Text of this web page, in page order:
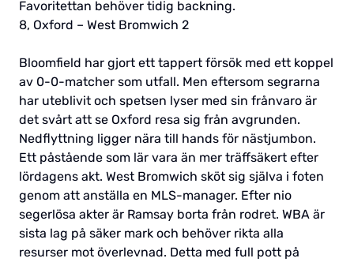
Favoritettan behöver tidig backning.
8, Oxford – West Bromwich 2
Bloomfield har gjort ett tappert försök med ett koppel
av 0-0-matcher som utfall. Men eftersom segrarna
har uteblivit och spetsen lyser med sin frånvaro är
det svårt att se Oxford resa sig från avgrunden.
Nedflyttning ligger nära till hands för nästjumbon.
Ett påstående som lär vara än mer träffsäkert efter
lördagens akt. West Bromwich sköt sig själva i foten
genom att anställa en MLS-manager. Efter nio
segerlösa akter är Ramsay borta från rodret. WBA är
sista lag på säker mark och behöver rikta alla
resurser mot överlevnad. Detta med full pott på